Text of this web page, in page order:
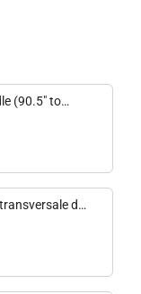
(90.5" to
de